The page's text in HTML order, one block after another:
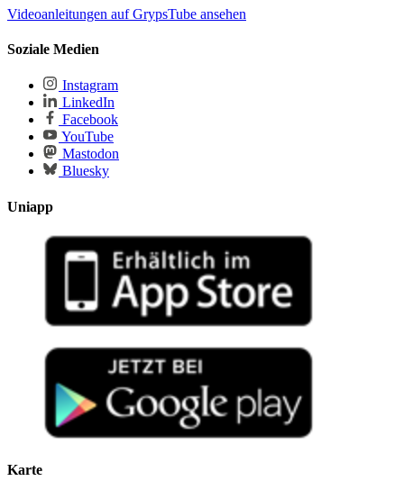
Videoanleitungen auf GrypsTube ansehen
Soziale Medien
Instagram
LinkedIn
Facebook
YouTube
Mastodon
Bluesky
Uniapp
Karte